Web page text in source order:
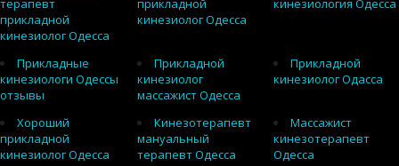
терапевт
прикладной
кинезиолог Одесса
прикладной
кинезиолог Одесса
кинезиология Одесса
Прикладные
кинезиологи Одессы
отзывы
Прикладной
кинезиолог
массажист Одесса
Прикладной
кинезиолог Одасса
Хороший
прикладной
кинезиолог Одесса
Кинезотерапевт
мануальный
терапевт Одесса
Массажист
кинезотерапевт
Одесса